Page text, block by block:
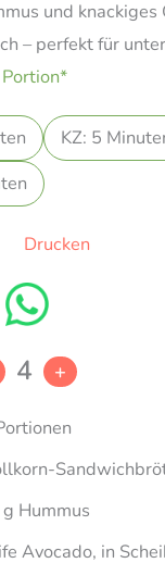
und knackiges
– perfekt für
KZ: 5
Drucken
4 +
Hummus
Avocado, in